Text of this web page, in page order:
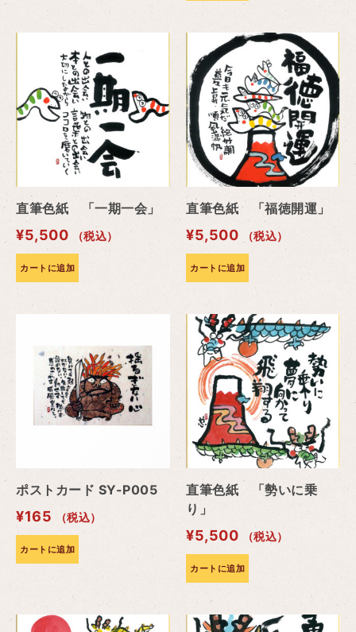
直筆色紙 「一期一会」
¥5,500 （税込）
カートに追加
直筆色紙 「福徳開運」
¥5,500 （税込）
カートに追加
ポストカード SY-P005
¥165 （税込）
カートに追加
直筆色紙 「勢いに乗
り」
¥5,500 （税込）
カートに追加